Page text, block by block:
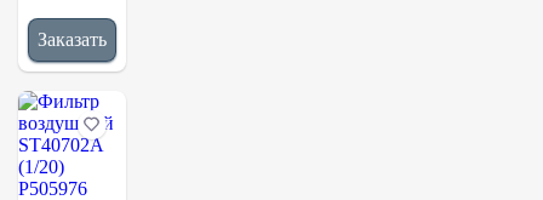
SE111B
8100008SX
81-00008-
LK3217
PF1128
SP877
Заказать